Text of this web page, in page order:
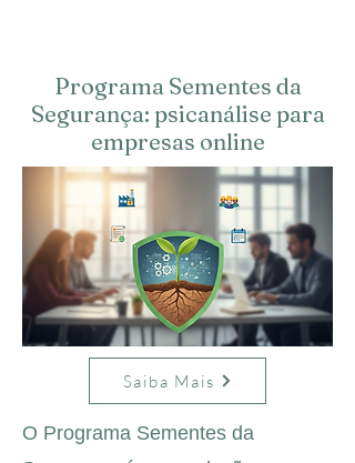
Programa Sementes da
Segurança: psicanálise para
empresas online
Saiba Mais
O Programa Sementes da